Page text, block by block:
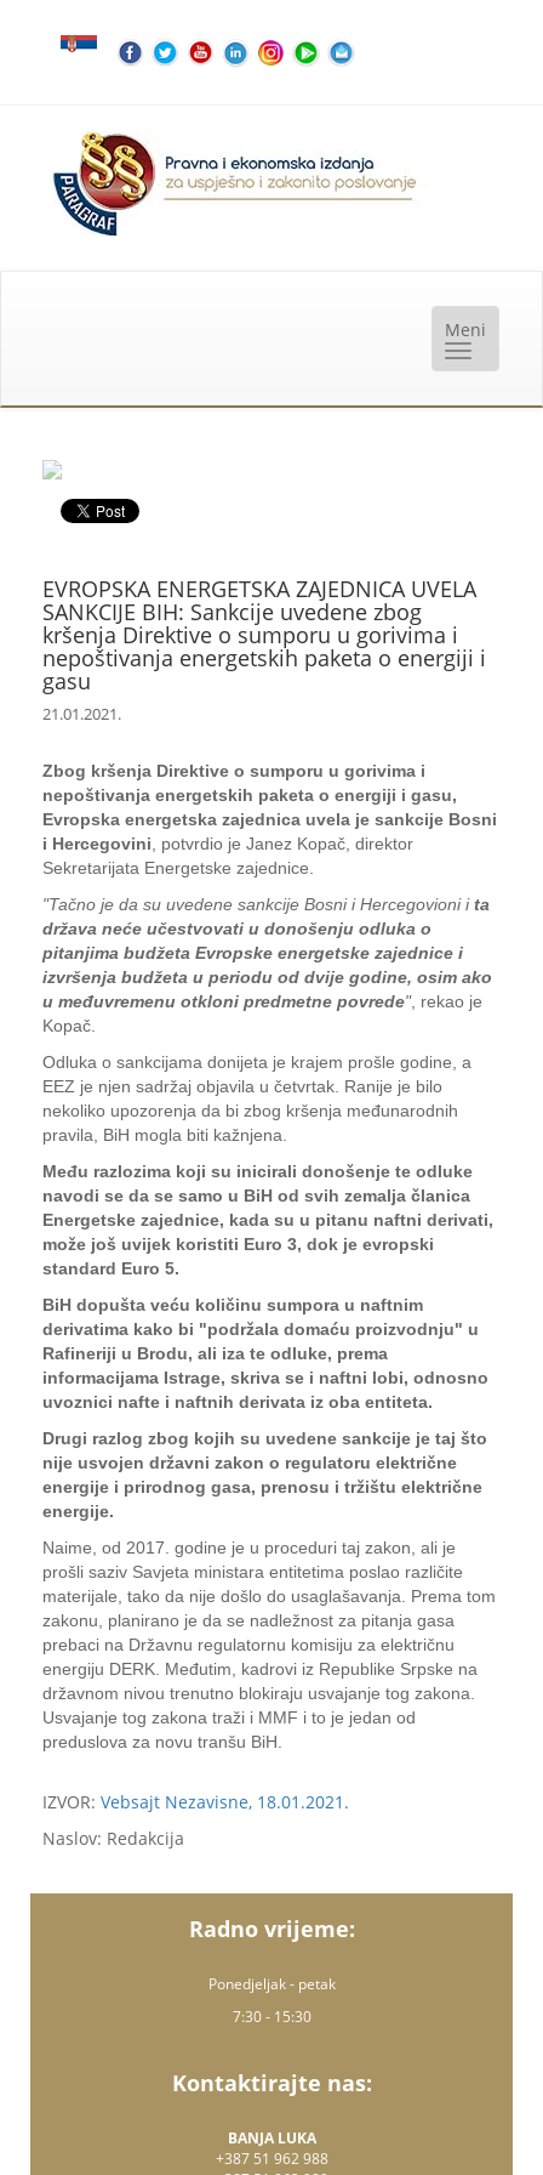
EVROPSKA ENERGETSKA ZAJEDNICA UVELA
SANKCIJE BIH: Sankcije uvedene zbog
kršenja Direktive o sumporu u gorivima i
nepoštivanja energetskih paketa o energiji i
gasu
21.01.2021.
Zbog kršenja Direktive o sumporu u gorivima i
nepoštivanja energetskih paketa o energiji i gasu,
Evropska energetska zajednica uvela je sankcije Bosni
i Hercegovini , potvrdio je Janez Kopač, direktor
Sekretarijata Energetske zajednice.
"Tačno je da su uvedene sankcije Bosni i Hercegovioni ita
država neće učestvovati u donošenju odluka o
pitanjima budžeta Evropske energetske zajednice i
izvršenja budžeta u periodu od dvije godine, osim ako
u međuvremenu otkloni predmetne povrede", rekao je
Kopač.
Odluka o sankcijama donijeta je krajem prošle godine, a
EEZ je njen sadržaj objavila u četvrtak. Ranije je bilo
nekoliko upozorenja da bi zbog kršenja međunarodnih
pravila, BiH mogla biti kažnjena.
Među razlozima koji su inicirali donošenje te odluke
navodi se da se samo u BiH od svih zemalja članica
Energetske zajednice, kada su u pitanu naftni derivati,
može još uvijek koristiti Euro 3, dok je evropski
standard Euro 5.
BiH dopušta veću količinu sumpora u naftnim
derivatima kako bi "podržala domaću proizvodnju" u
Rafineriji u Brodu, ali iza te odluke, prema
informacijama Istrage, skriva se i naftni lobi, odnosno
uvoznici nafte i naftnih derivata iz oba entiteta.
Drugi razlog zbog kojih su uvedene sankcije je taj što
nije usvojen državni zakon o regulatoru električne
energije i prirodnog gasa, prenosu i tržištu električne
energije.
Naime, od 2017. godine je u proceduri taj zakon, ali je
prošli saziv Savjeta ministara entitetima poslao različite
materijale, tako da nije došlo do usaglašavanja. Prema tom
zakonu, planirano je da se nadležnost za pitanja gasa
prebaci na Državnu regulatornu komisiju za električnu
energiju DERK. Međutim, kadrovi iz Republike Srpske na
državnom nivou trenutno blokiraju usvajanje tog zakona.
Usvajanje tog zakona traži i MMF i to je jedan od
preduslova za novu tranšu BiH.
IZVOR: Vebsajt Nezavisne, 18.01.2021.
Naslov: Redakcija
Radno vrijeme:
Ponedjeljak - petak
7:30 - 15:30
Kontaktirajte nas:
BANJA LUKA
+387 51 962 988